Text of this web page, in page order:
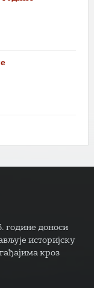
године доноси
историјску
кроз